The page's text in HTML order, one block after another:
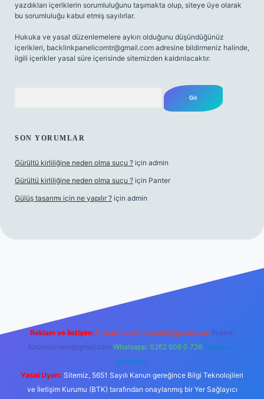
yazdıkları içeriklerin sorumluluğunu taşımakta olup, siteye üye olarak
bu sorumluluğu kabul etmiş sayılırlar.
Hukuka ve yasal düzenlemelere aykırı olduğunu düşündüğünüz
içerikleri, backlinkpanelicomtr@gmail.com adresine bildirmeniz halinde,
ilgili içerikler yasal süre içerisinde sitemizden kaldırılacaktır.
SON YORUMLAR
Gürültü kirliliğine neden olma suçu ? için admin
Gürültü kirliliğine neden olma suçu ? için Panter
Gülüş tasarımı için ne yapılır ? için admin
Reklam ve İletişim: E-mail: backlinkpaneli@gmail.com Teams:
forumhizmeti@gmail.com Whatsapp: 0262 606 0 726 Telegram:
@karabul
Yasal Uyarı: Sitemiz, 5651 Sayılı Kanun gereğince Bilgi Teknolojileri
ve İletişim Kurumu (BTK) tarafından onaylanmış bir Yer Sağlayıcı